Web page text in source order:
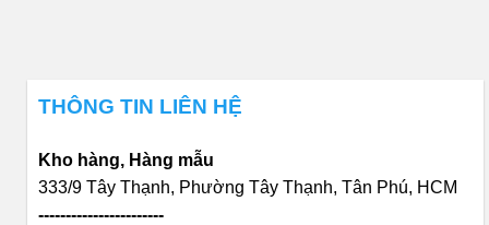
THÔNG TIN LIÊN HỆ
Kho hàng, Hàng mẫu
333/9 Tây Thạnh, Phường Tây Thạnh, Tân Phú, HCM
-----------------------